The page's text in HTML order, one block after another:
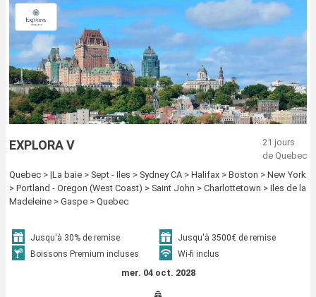
Ports Compagnies
Rechercher
EXPLORA V
21 jours
de Quebec
Quebec > |La baie > Sept - Iles > Sydney CA > Halifax > Boston > New York
> Portland - Oregon (West Coast) > Saint John > Charlottetown > Iles de la
Madeleine > Gaspe > Quebec
Jusqu'à 30% de remise
Jusqu'à 3500€ de remise
Boissons Premium incluses
Wi-fi inclus
mer. 04 oct. 2028